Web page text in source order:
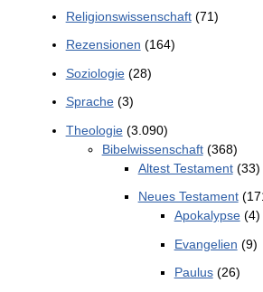
Religionswissenschaft(71)
Rezensionen (164)
Soziologie(28)
Sprache(3)
Theologie(3.090)
Bibelwissenschaft(368)
Altest Testament(33)
Neues Testament
Apokalypse(4)
Evangelien (9)
Paulus(26)